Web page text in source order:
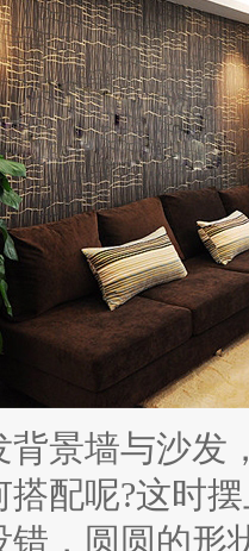
墙与沙发
搭配呢?这时
，圆圆的形